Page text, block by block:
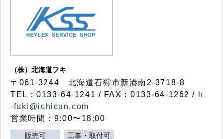
（株）北海道フキ
〒061-3244 北海道石狩市新港南2-3718-8
TEL：0133-64-1241 / FAX：0133-64-1262 / h
-fuki@ichican.com
営業時間：9:00〜18:00
販売可 工事・取付可